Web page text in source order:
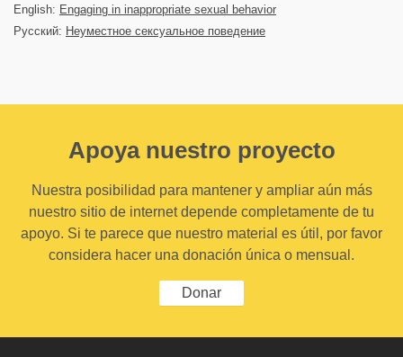
English: Engaging in inappropriate sexual behavior
Русский: Неуместное сексуальное поведение
Apoya nuestro proyecto
Nuestra posibilidad para mantener y ampliar aún más
nuestro sitio de internet depende completamente de tu
apoyo. Si te parece que nuestro material es útil, por favor
considera hacer una donación única o mensual.
Donar